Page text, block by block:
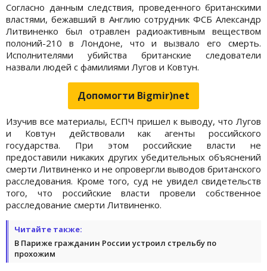
Согласно данным следствия, проведенного британскими
властями, бежавший в Англию сотрудник ФСБ Александр
Литвиненко был отравлен радиоактивным веществом
полоний-210 в Лондоне, что и вызвало его смерть.
Исполнителями убийства британские следователи
назвали людей с фамилиями Лугов и Ковтун.
Допомогти Bigmir)net
Изучив все материалы, ЕСПЧ пришел к выводу, что Лугов
и Ковтун действовали как агенты российского
государства. При этом российские власти не
предоставили никаких других убедительных объяснений
смерти Литвиненко и не опровергли выводов британского
расследования. Кроме того, суд не увидел свидетельств
того, что российские власти провели собственное
расследование смерти Литвиненко.
Читайте также:
В Париже гражданин России устроил стрельбу по
прохожим